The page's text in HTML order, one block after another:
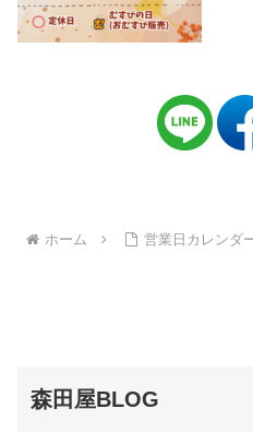
ホーム 営業日カレンダ
森田屋BLOG